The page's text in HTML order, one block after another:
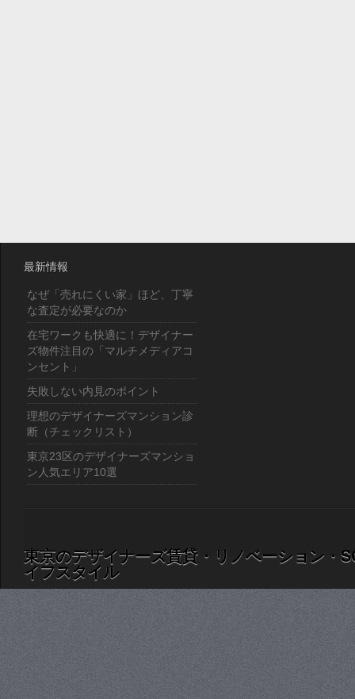
最新情報
なぜ「売れにくい家」ほど、丁寧
な査定が必要なのか
在宅ワークも快適に！デザイナー
ズ物件注目の「マルチメディアコ
ンセント」
失敗しない内見のポイント
理想のデザイナーズマンション診
断（チェックリスト）
東京23区のデザイナーズマンショ
ン人気エリア10選
東京のデザイナーズ賃貸・リノベーション・
イフスタイル